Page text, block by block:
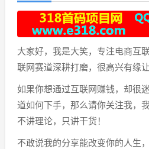
大家好，我是大笑，专注电商互
联网赛道深耕打磨，很高兴有缘
如果你想通过互联网赚钱，却很
道如何下手，那么请你关注我，
不讲理论，只讲干货！
不敢说我的分享能改变你的人生